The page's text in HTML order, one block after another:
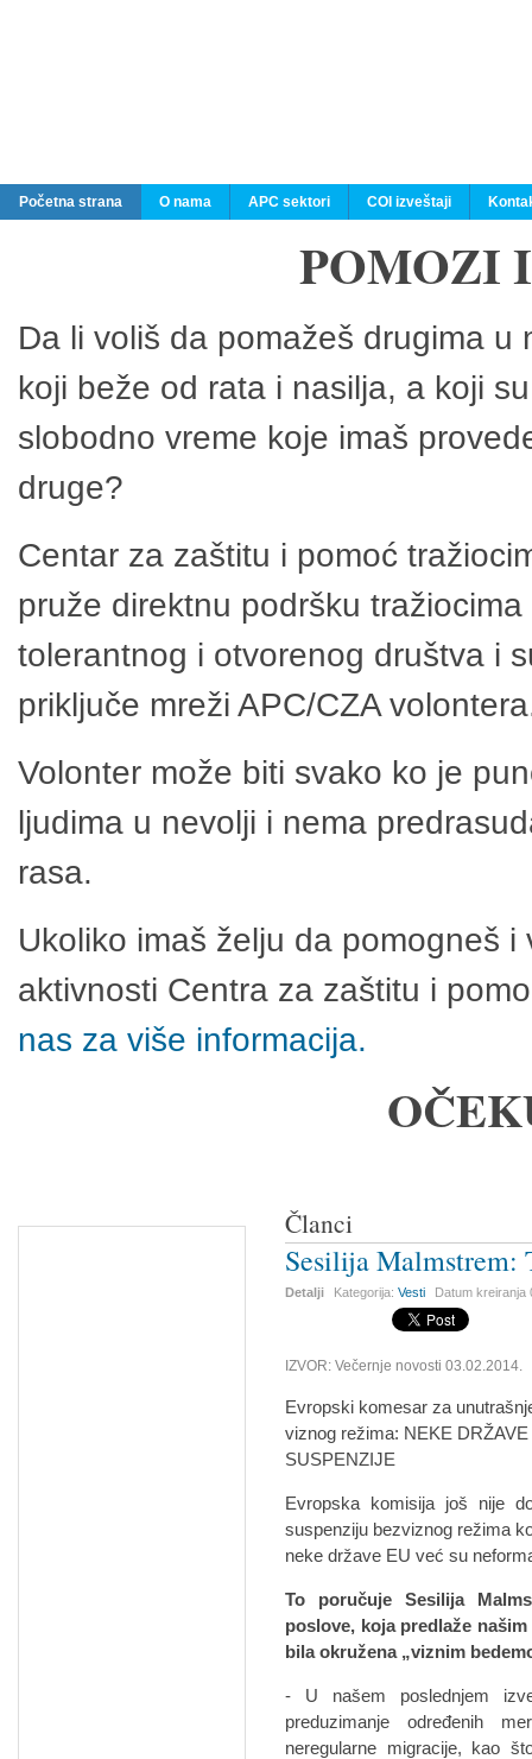
Početna strana O nama APC sektori COI izveštaji
POMOZI
Da li voliš da pomažeš drugima
koji beže od rata i nasilja, a koji
slobodno vreme koje imaš
druge?
Centar za zaštitu i pomoć
pruže direktnu podršku
tolerantnog i otvorenog društva i
priključe mreži APC/CZA
Volonter može biti svako ko je
ljudima u nevolji i nema
rasa.
Ukoliko imaš želju da pomogneš
aktivnosti Centra za zaštitu i
nas za više informacija.
Članci
Sesilija Malmstrem:
Detalji Kategorija:Vesti Datum kreiranja
IZVOR: Večernje novosti 03.02.2014.
Evropski komesar za
viznog režima: NEKE
SUSPENZIJE
Evropska komisija još nije
suspenziju bezviznog režima
neke države EU već su
To poručuje Sesilija
poslove, koja predlaže
bila okružena „viznim
- U našem poslednjem
preduzimanje određenih
neregularne migracije, kao